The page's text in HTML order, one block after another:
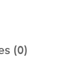
(0)